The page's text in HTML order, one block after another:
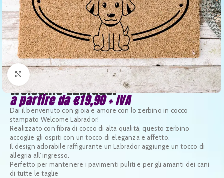
Clicca per ingrandire
Welcome Labrador
a partire da€19,90+ IVA
Dai il benvenuto con gioia e amore con lo zerbino in cocco
stampato Welcome Labrador!
Realizzato con fibra di cocco di alta qualità, questo zerbino
accoglie gli ospiti con un tocco di eleganza e affetto.
Il design adorabile raffigurante un Labrador aggiunge un tocco di
allegria all’ingresso.
Perfetto per mantenere i pavimenti puliti e per gli amanti dei cani
di tutte le taglie